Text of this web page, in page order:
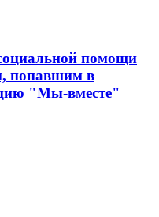
помощи
попавшим в
"Мы-вместе"